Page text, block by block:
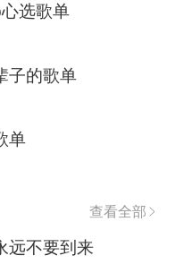
选歌单
子的歌单
单
查看全部
远不要到来